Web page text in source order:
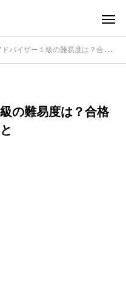
ー１級の難易度は？合格してプロとしてできること
の難易度は？合格